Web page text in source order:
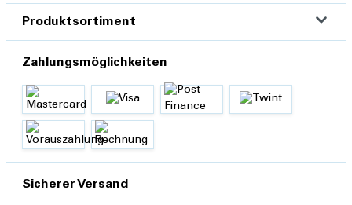
Produktsortiment
Zahlungsmöglichkeiten
Sicherer Versand